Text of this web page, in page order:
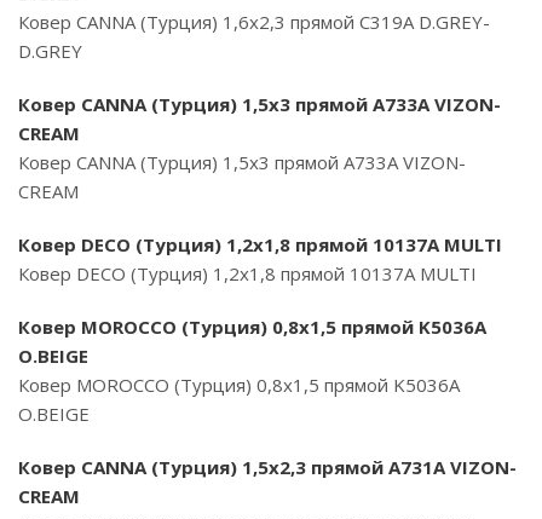
Ковер CANNA (Турция) 1,6х2,3 прямой C319A D.GREY-
D.GREY
Ковер CANNA (Турция) 1,5х3 прямой A733A VIZON-
CREAM
Ковер CANNA (Турция) 1,5х3 прямой A733A VIZON-
CREAM
Ковер DECO (Турция) 1,2х1,8 прямой 10137A MULTI
Ковер DECO (Турция) 1,2х1,8 прямой 10137A MULTI
Ковер MOROCCO (Турция) 0,8х1,5 прямой K5036A
O.BEIGE
Ковер MOROCCO (Турция) 0,8х1,5 прямой K5036A
O.BEIGE
Ковер CANNA (Турция) 1,5х2,3 прямой A731A VIZON-
CREAM